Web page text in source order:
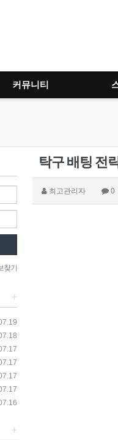
커뮤니티
탁구 배팅 전
최고관리자 0
찾기
+
+